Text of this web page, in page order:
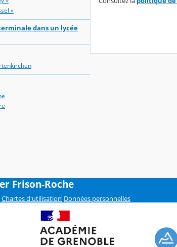
»
dans un lycée
Frison-Roche
Chartes d'utilisation Données personnelles